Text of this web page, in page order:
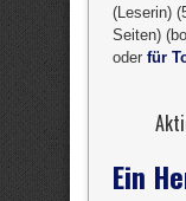
(Leserin)
Seiten)
oder für
Ein